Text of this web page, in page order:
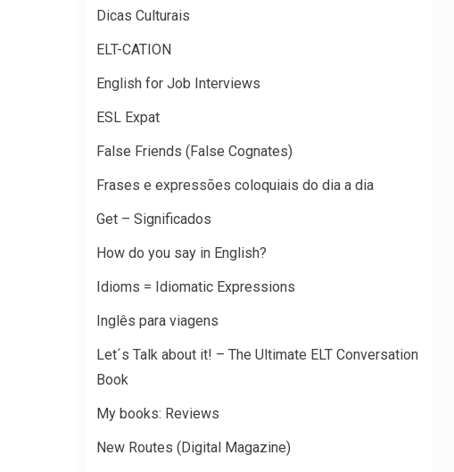
Dicas Culturais
ELT-CATION
English for Job Interviews
ESL Expat
False Friends (False Cognates)
Frases e expressões coloquiais do dia a dia
Get – Significados
How do you say in English?
Idioms = Idiomatic Expressions
Inglês para viagens
Let´s Talk about it! – The Ultimate ELT Conversation
Book
My books: Reviews
New Routes (Digital Magazine)